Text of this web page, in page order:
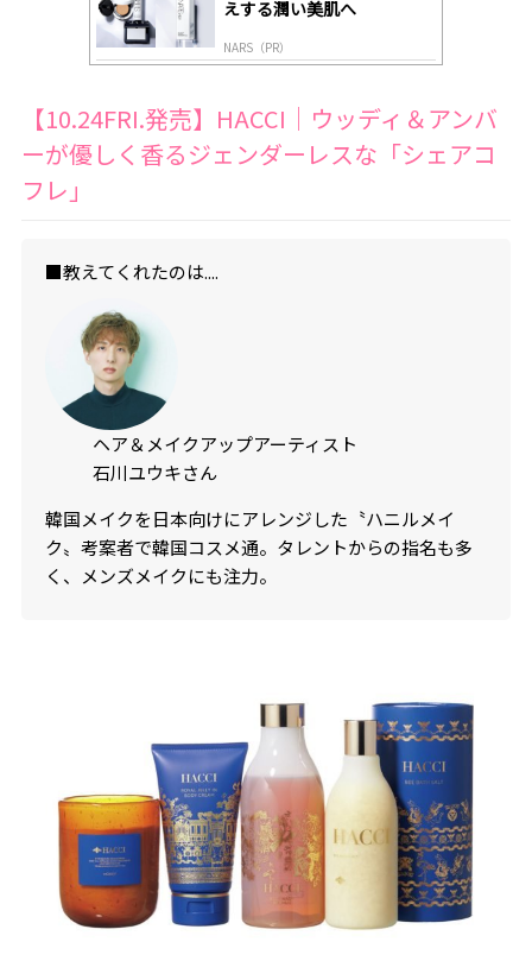
えする潤い美肌へ
NARS（PR）
【10.24FRI.発売】HACCI｜ウッディ＆アンバ
ーが優しく香るジェンダーレスな「シェアコ
フレ」
■教えてくれたのは....
ヘア＆メイクアップアーティスト
石川ユウキさん
韓国メイクを日本向けにアレンジした〝ハニルメイ
ク〟考案者で韓国コスメ通。タレントからの指名も多
く、メンズメイクにも注力。